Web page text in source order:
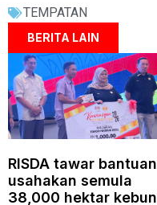
TEMPATAN
BERITA LAIN
RISDA tawar bantuan
usahakan semula
38,000 hektar kebun